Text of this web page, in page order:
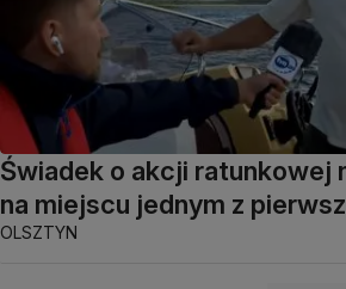
Świadek o akcji ratunkowej
na miejscu jednym z
OLSZTYN